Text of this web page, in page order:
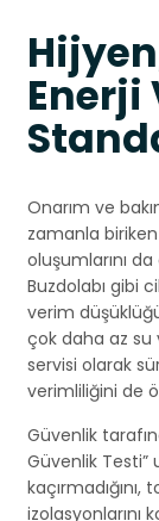
Onarım ve
zamanla
oluşumlarını
Buzdolabı gibi
verim
çok daha az su
servisi olarak
verimliliğini de
Güvenlik
Güvenlik Testi”
kaçırmadığını,
izolasyonlarını